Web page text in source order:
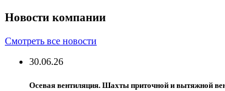
Новости компании
Смотреть все новости
30.06.26
Осевая вентиляция. Шахты приточной и вытяжной